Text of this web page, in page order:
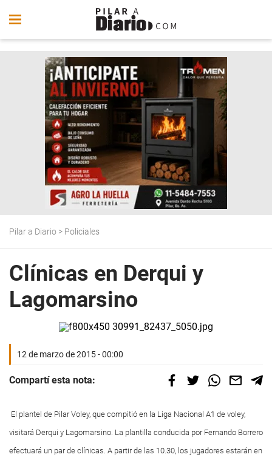
Pilar a Diario > Policiales
Clínicas en Derqui y
Lagomarsino
12 de marzo de 2015 - 00:00
Compartí esta nota:
El plantel de Pilar Voley, que compitió en la Liga Nacional A1 de voley,
visitará Derqui y Lagomarsino. La plantilla conducida por Fernando Borrero
efectuará un par de clínicas. A partir de las 10.30, los jugadores estarán en